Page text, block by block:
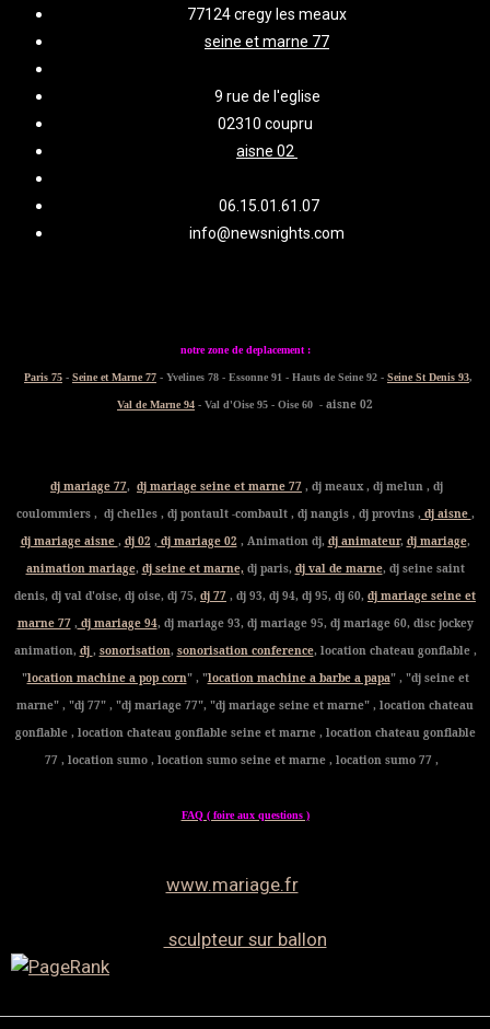
77124 cregy les meaux
seine et marne 77
9 rue de l'eglise
02310 coupru
aisne 02
06.15.01.61.07
info@newsnights.com
notre zone de deplacement :
Paris 75 - Seine et Marne 77 - Yvelines 78 - Essonne 91 - Hauts de Seine 92 - Seine St Denis 93,
Val de Marne 94 - Val d'Oise 95 - Oise 60 - aisne 02
dj mariage 77, dj mariage seine et marne 77 , dj meaux , dj melun , dj
coulommiers , dj chelles , dj pontault -combault , dj nangis , dj provins ,dj aisne ,
dj mariage aisne , dj 02 ,dj mariage 02 , Animation dj, dj animateur, dj mariage,
animation mariage, dj seine et marne,dj paris, dj val de marne, dj seine saint
denis, dj val d'oise, dj oise, dj 75, dj 77 , dj 93, dj 94, dj 95, dj 60, dj mariage seine et
marne 77,dj mariage 94, dj mariage 93, dj mariage 95, dj mariage 60, disc jockey
animation, dj , sonorisation, sonorisation conference, location chateau gonflable ,
"location machine a pop corn" , "location machine a barbe a papa" , "dj seine et
marne" , "dj 77" , "dj mariage 77", "dj mariage seine et marne" , location chateau
gonflable , location chateau gonflable seine et marne , location chateau gonflable
77 , location sumo , location sumo seine et marne , location sumo 77 ,
FAQ ( foire aux questions )
www.mariage.fr
sculpteur sur ballon